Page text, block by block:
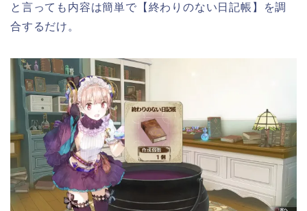
と言っても内容は簡単で【終わりのない日記帳】を調
合するだけ。